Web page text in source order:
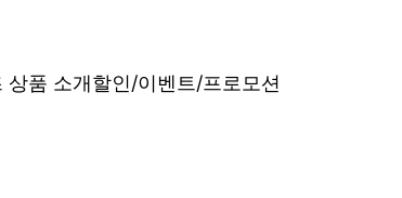
상품 소개할인/이벤트/프로모션